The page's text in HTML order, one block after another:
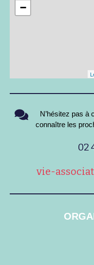
−
N’hésitez pas à
connaître les
02
vie-